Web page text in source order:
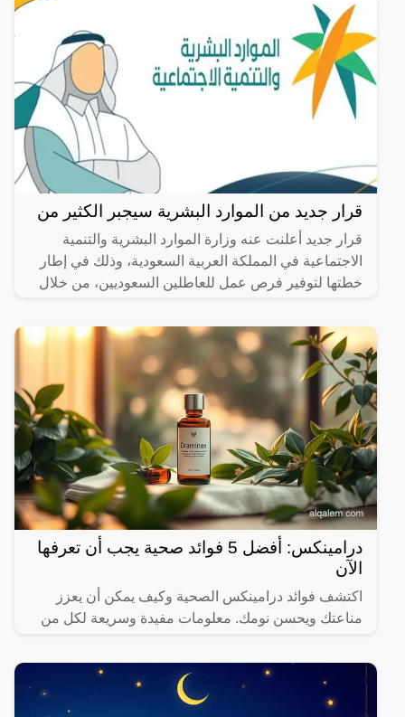
قرار جديد من الموارد البشرية سيجبر الكثير من
قرار جديد أعلنت عنه وزارة الموارد البشرية والتنمية
الاجتماعية في المملكة العربية السعودية، وذلك في إطار
خطتها لتوفير فرص عمل للعاطلين السعوديين، من خلال
درامينكس: أفضل 5 فوائد صحية يجب أن تعرفها
الآن
اكتشف فوائد درامينكس الصحية وكيف يمكن أن يعزز
مناعتك ويحسن نومك. معلومات مفيدة وسريعة لكل من